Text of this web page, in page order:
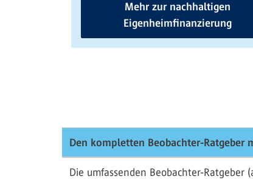
Mehr zur nachhaltigen
Eigenheimfinanzierung
Den kompletten Beobachter-Ratgeber
Die umfassenden Beobachter-